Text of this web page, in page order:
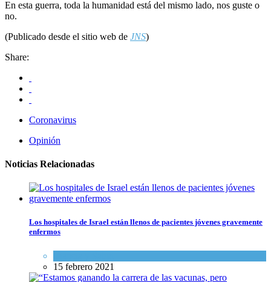
En esta guerra, toda la humanidad está del mismo lado, nos guste o
no.
(Publicado desde el sitio web de JNS)
Share:
Coronavirus
Opinión
Noticias Relacionadas
Los hospitales de Israel están llenos de pacientes jóvenes gravemente
enfermos
15 febrero 2021